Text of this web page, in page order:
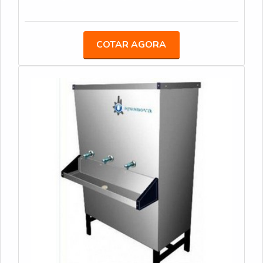
Responsável; Altamente qualificada; Inovadora;
Ágil.MAIS SOBRE A EMPRESA ESPECIALISTA
DO SEGMENTOApenas na Veneza Filtros tem o
indústria. É possível encontrar uma grande variedade
no portfólio como bebedouro de pressão acionado
por pedal e mangueiras atóxicas.É em uma empresa
comprometida com seus serviços e em uma
empresa inovadora, padrões alcançados por conter
escritório de alta qualidade onde são realizadas as
atividades e biblioteca técnica de apoio. Tudo isso,
unido a um time de equipe multidisciplinar de
consultores associados e equipe de alta qualidade,
garante a melhor experiência para os clientes com
benefício.Quando o quesito é filtros para
Veneza Filtros o cliente obterá excelente custo-
benefício com assessoria técnica especializada.MAIS
INFORMAÇÕES SOBRE FILTROS PARA
PURIFICADORES DE ÁGUAA Veneza Filtros
centraliza seus esforços em proporcionar uma
estrutura com escritório de alta qualidade onde são
realizadas as atividades e biblioteca técnica de
apoio, tudo para se certificar que se tenha filtros
para purificadores de água com proteção.Há muitas
maneiras eficientes de demonstrar competência e
excelência em sua área de atuação. A Veneza Filtros
se mostra referência por ter: Soluções para quem
busca a melhor qualidade para a sua água;
Comprometimento com os resultados dos clientes;
Atendimento de forma personalizada para cada
COTAR AGORA